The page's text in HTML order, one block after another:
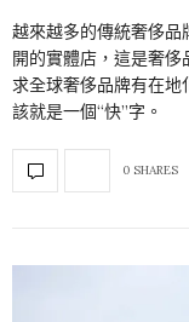
越來越多的傳統奢侈
開的實體店，這是奢
求全球奢侈品牌有在
該就是一個“快”字。
0 SHARES